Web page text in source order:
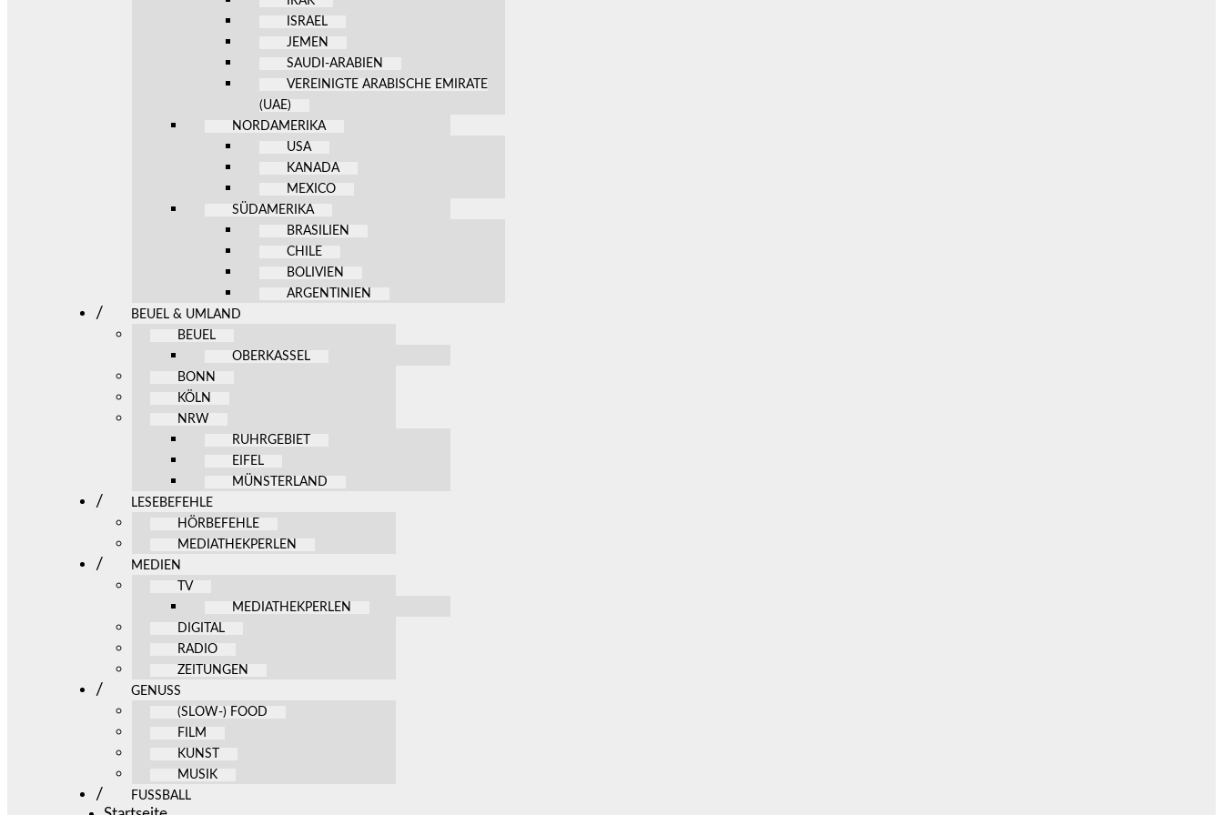
ISRAEL
JEMEN
SAUDI-ARABIEN
VEREINIGTE ARABISCHE EMIRATE
(UAE)
NORDAMERIKA
USA
KANADA
MEXICO
SÜDAMERIKA
BRASILIEN
CHILE
BOLIVIEN
ARGENTINIEN
BEUEL & UMLAND
BEUEL
OBERKASSEL
BONN
KÖLN
NRW
RUHRGEBIET
EIFEL
MÜNSTERLAND
LESEBEFEHLE
HÖRBEFEHLE
MEDIATHEKPERLEN
MEDIEN
TV
MEDIATHEKPERLEN
DIGITAL
RADIO
ZEITUNGEN
GENUSS
(SLOW-) FOOD
FILM
KUNST
MUSIK
FUSSBALL